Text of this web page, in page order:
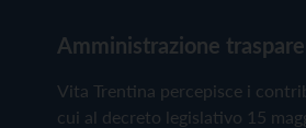
Amministrazione
Vita Trentina percepisce i
cui al decreto legislativo 15